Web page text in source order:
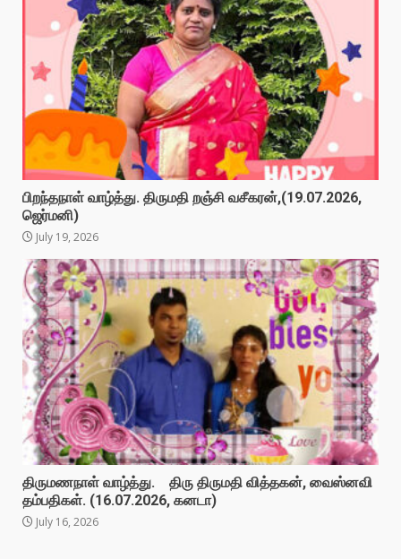
பிறந்தநாள் வாழ்த்து. திருமதி றஞ்சி வசீகரன்,(19.07.2026,
ஜெர்மனி)
July 19, 2026
திருமணநாள் வாழ்த்து. திரு திருமதி வித்தகன், வைஸ்னவி
தம்பதிகள். (16.07.2026, கனடா)
July 16, 2026